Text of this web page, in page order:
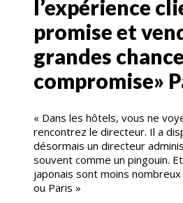
l’expérience
promise et
grandes
compromise»
« Dans les hôtels, vous ne
rencontrez le directeur. Il a
désormais un directeur
souvent comme un pingouin.
japonais sont moins
ou Paris »